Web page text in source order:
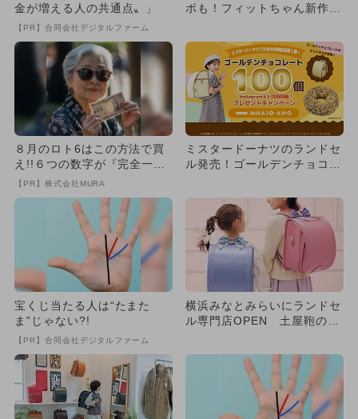
金が増える人の共通点〟」
【PR】合同会社デジタルファーム
ボも！フィットちゃん新作ラ
８月のロト6はこの方法で買
え!!６つの数字が『完全一
致』する方法
【PR】株式会社MURA
ミスタードーナツのランドセ
ル発売！ゴールデンチョコレ
宝くじ当たる人は“たまた
ま”じゃない?!
【PR】合同会社デジタルファーム
横浜みなとみらいにランドセ
ル専門店OPEN 土屋鞄の姉